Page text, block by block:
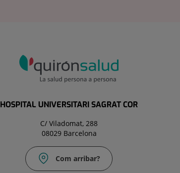
HOSPITAL UNIVERSITARI SAGRAT COR
C/ Viladomat, 288
08029 Barcelona
Com arribar?